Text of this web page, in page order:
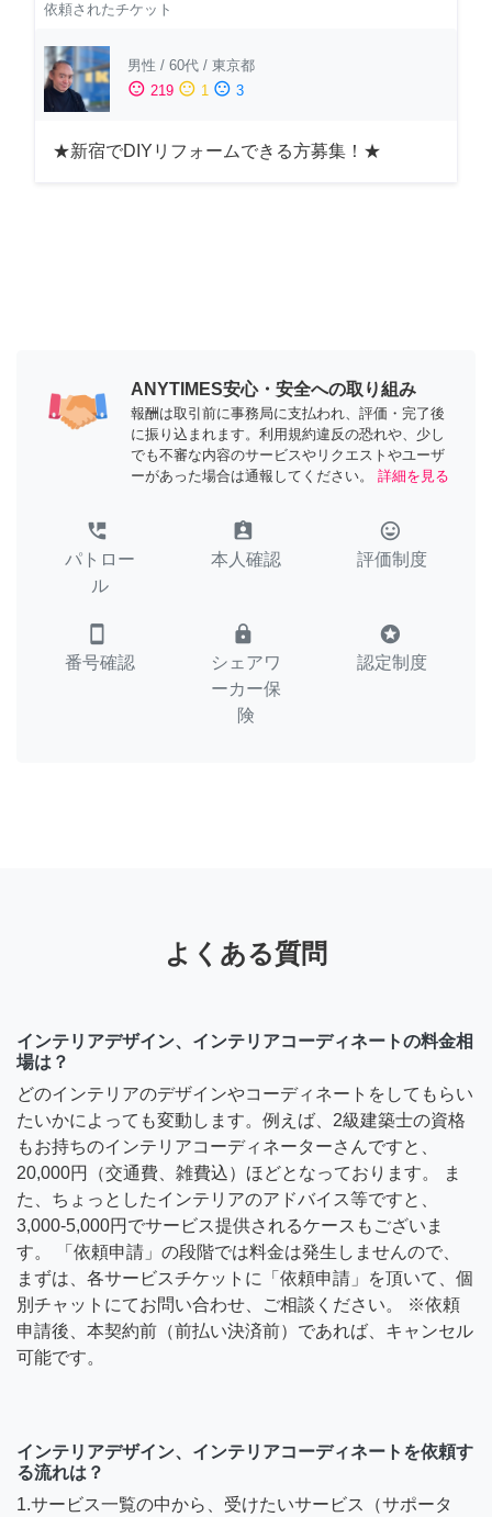
依頼されたチケット
男性 / 60代 / 東京都
sentiment_satisfied 219 sentiment_neutral 1 sentiment_dissatisfied 3
★新宿でDIYリフォームできる方募集！★
ANYTIMES安心・安全への取り組み
報酬は取引前に事務局に支払われ、評価・完了後
に振り込まれます。利用規約違反の恐れや、少し
でも不審な内容のサービスやリクエストやユーザ
ーがあった場合は通報してください。
詳細を見る
perm_phone_msg
パトロー
ル
assignment_ind
本人確認
tag_faces
評価制度
smartphone
番号確認
lock
シェアワ
ーカー保
険
stars
認定制度
よくある質問
インテリアデザイン、インテリアコーディネートの料金相
場は？
どのインテリアのデザインやコーディネートをしてもらい
たいかによっても変動します。例えば、2級建築士の資格
もお持ちのインテリアコーディネーターさんですと、
20,000円（交通費、雑費込）ほどとなっております。 ま
た、ちょっとしたインテリアのアドバイス等ですと、
3,000-5,000円でサービス提供されるケースもございま
す。 「依頼申請」の段階では料金は発生しませんので、
まずは、各サービスチケットに「依頼申請」を頂いて、個
別チャットにてお問い合わせ、ご相談ください。 ※依頼
申請後、本契約前（前払い決済前）であれば、キャンセル
可能です。
インテリアデザイン、インテリアコーディネートを依頼す
る流れは？
1.サービス一覧の中から、受けたいサービス（サポータ